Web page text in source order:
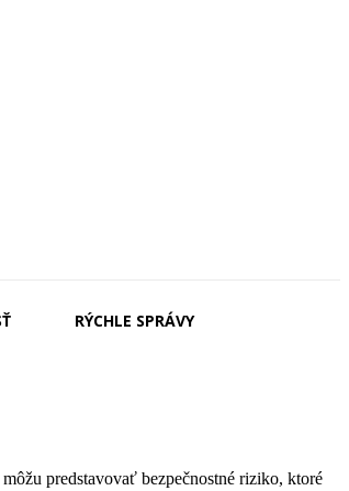
RÝCHLE SPRÁVY
predstavovať bezpečnostné riziko, ktoré